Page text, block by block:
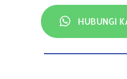
HUBUNGI